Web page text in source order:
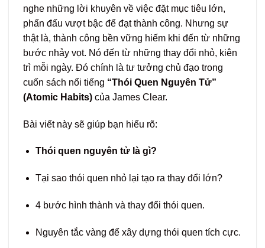
nghe những lời khuyên về việc đặt mục tiêu lớn,
phấn đấu vượt bậc để đạt thành công. Nhưng sự
thật là, thành công bền vững hiếm khi đến từ những
bước nhảy vọt. Nó đến từ những thay đổi nhỏ, kiên
trì mỗi ngày. Đó chính là tư tưởng chủ đạo trong
cuốn sách nổi tiếng “Thói Quen Nguyên Tử”
(Atomic Habits) của James Clear.
Bài viết này sẽ giúp bạn hiểu rõ:
Thói quen nguyên tử là gì?
Tại sao thói quen nhỏ lại tạo ra thay đổi lớn?
4 bước hình thành và thay đổi thói quen.
Nguyên tắc vàng để xây dựng thói quen tích cực.